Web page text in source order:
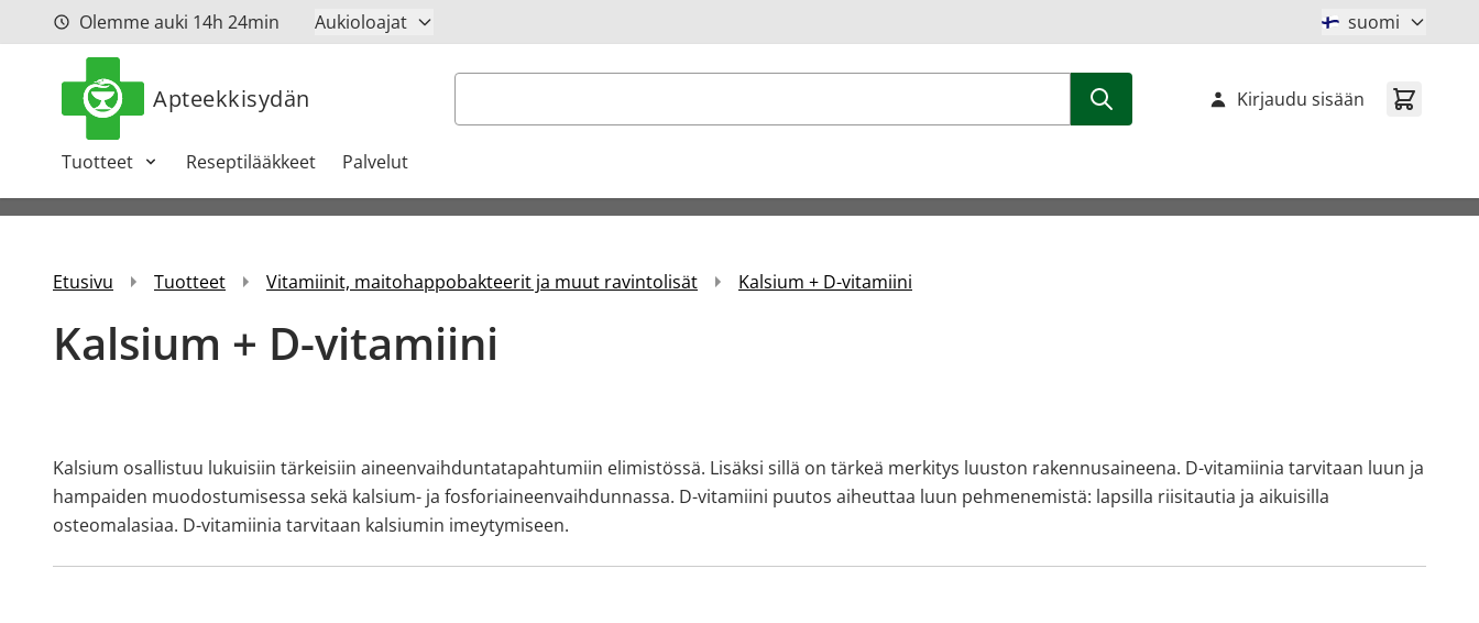
Siirry sisältöönOlemme auki 14h 24min Aukioloajat suomi
Apteekkisydän Haku
Tuotteet Reseptilääkkeet Palvelut
Kirjaudu sisään
Etusivu Tuotteet Vitamiinit, maitohappobakteerit ja muut ravintolisät Kalsium + D-vitamiini
Kalsium + D-vitamiini
Kalsium osallistuu lukuisiin tärkeisiin aineenvaihduntatapahtumiin elimistössä. Lisäksi sillä on tärkeä merkitys luuston rakennusaineena. D-vitamiinia tarvitaan luun ja
hampaiden muodostumisessa sekä kalsium- ja fosforiaineenvaihdunnassa. D-vitamiini puutos aiheuttaa luun pehmenemistä: lapsilla riisitautia ja aikuisilla
osteomalasiaa. D-vitamiinia tarvitaan kalsiumin imeytymiseen.